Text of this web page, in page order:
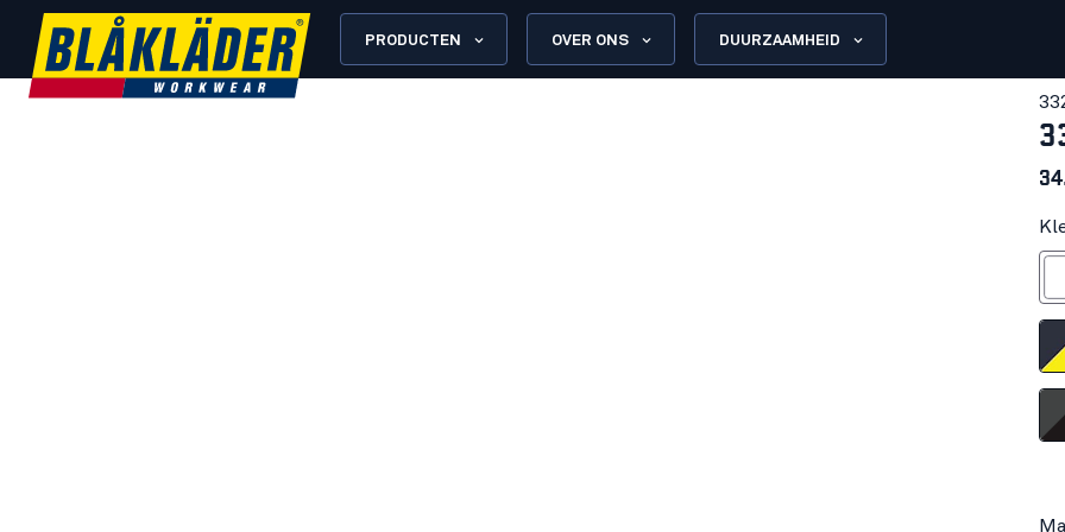
PRODUCTEN OVER ONS DUURZAAMHEID
Donker
Medium